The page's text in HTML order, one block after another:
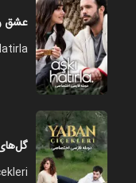
عشق